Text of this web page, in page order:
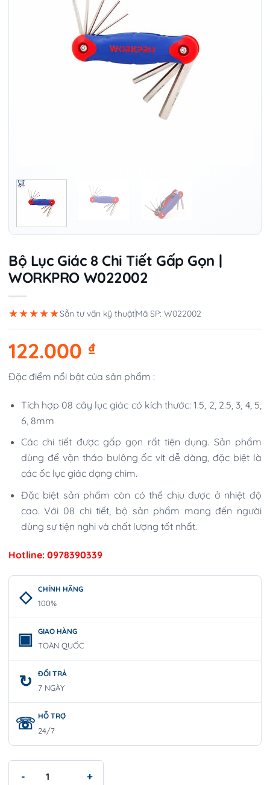
Bộ Lục Giác 8 Chi Tiết Gấp Gọn |
WORKPRO W022002
★★★★★Sẵn tư vấn kỹ thuậtMã SP: W022002
122.000 ₫
Đặc điểm nổi bật của sản phẩm :
Tích hợp 08 cây lục giác có kích thước: 1.5, 2, 2.5, 3, 4, 5,
6, 8mm
Các chi tiết được gấp gọn rất tiện dụng. Sản phẩm
dùng để vặn tháo bulông ốc vít dễ dàng, đặc biệt là
các ốc lục giác dạng chìm.
Đặc biệt sản phẩm còn có thể chịu được ở nhiệt độ
cao. Với 08 chi tiết, bộ sản phẩm mang đến người
dùng sự tiện nghi và chất lượng tốt nhất.
Hotline: 0978390339
CHÍNH HÃNG
100%
GIAO HÀNG
TOÀN QUỐC
ĐỔI TRẢ
7 NGÀY
HỖ TRỢ
24/7